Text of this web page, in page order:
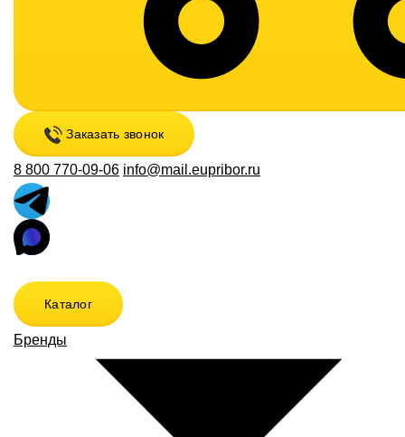
Заказать звонок
8 800 770-09-06 info@mail.eupribor.ru
Каталог
Бренды